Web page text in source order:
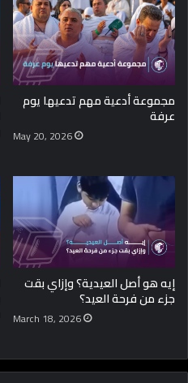
مجموعة أدعية مهم تدعيها يوم
عرفة
May 20, 2026
إيه هو أصل العيدية؟ وإزاي بقت
جزء من فرحة العيد؟
March 18, 2026